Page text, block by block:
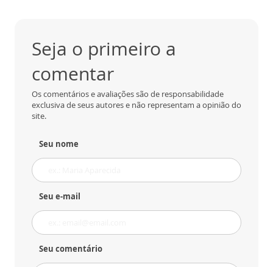
Seja o primeiro a
comentar
Os comentários e avaliações são de responsabilidade
exclusiva de seus autores e não representam a opinião do
site.
Seu nome
Seu e-mail
Seu comentário